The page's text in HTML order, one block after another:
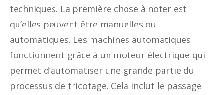
techniques. La première chose à noter est
qu’elles peuvent être manuelles ou
automatiques. Les machines automatiques
fonctionnent grâce à un moteur électrique qui
permet d’automatiser une grande partie du
processus de tricotage. Cela inclut le passage